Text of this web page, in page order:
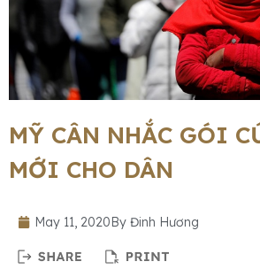
MỸ CÂN NHẮC GÓI
MỚI CHO DÂN
May 11, 2020By Đinh Hương